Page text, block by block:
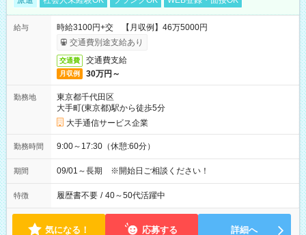
給与
時給3100円+交 【月収例】46万5000円
交通費別途支給あり
交通費 交通費支給
月収例 30万円～
勤務地
東京都千代田区
大手町(東京都)駅から徒歩5分
大手通信サービス企業
勤務時間 9:00～17:30（休憩:60分）
期間 09/01～長期 ※開始日ご相談ください！
特徴 履歴書不要 / 40～50代活躍中
気になる！ 応募する 詳細へ